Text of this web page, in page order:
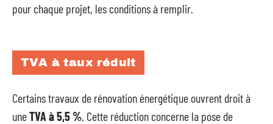
pour chaque projet, les conditions à remplir.
TVA à taux réduit
Certains travaux de rénovation énergétique ouvrent droit à
uneTVA à 5,5 % . Cette réduction concerne la pose de